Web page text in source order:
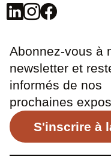
Abonnez-vous à
newsletter et
informés de nos
prochaines
S'inscrire à